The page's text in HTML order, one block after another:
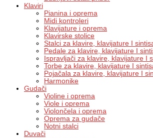
Klaviri
Pianina i oprema
Midi kontroleri
Klavijature i oprema
Klavirske stolice
Stalci za klavire, klavijature I
Pedale za klavire, klavijature I
Ispravljači za klavire, klavijature I
Torbe za klavire, klavijature I
Pojačala za klavire, klavijature I
Harmonike
Gudači
Violine i oprema
Viole i oprema
Violončela i oprema
Oprema za gudače
Notni stalci
Duvači